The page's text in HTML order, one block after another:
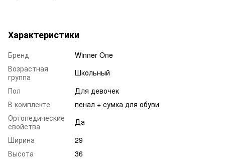
Характеристики
Бренд
Winner One
Возрастная
группа
Школьный
Пол
Для девочек
В комплекте
пенал + сумка для обуви
Ортопедические
свойства
Да
Ширина
29
Высота
36